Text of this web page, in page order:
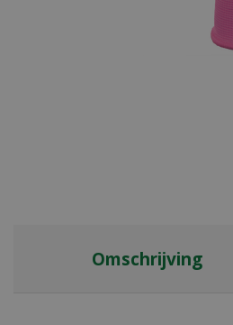
Omschrijving